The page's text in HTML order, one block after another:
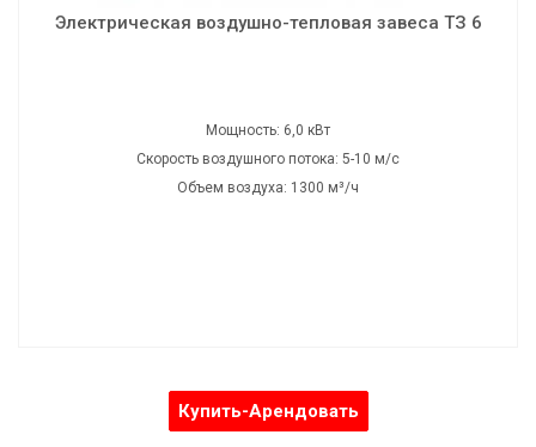
Электрическая воздушно-тепловая завеса ТЗ 6
Мощность: 6,0 кВт
Скорость воздушного потока: 5-10 м/с
Объем воздуха: 1300 м³/ч
Шумность: 55 дБ
Купить-Арендовать